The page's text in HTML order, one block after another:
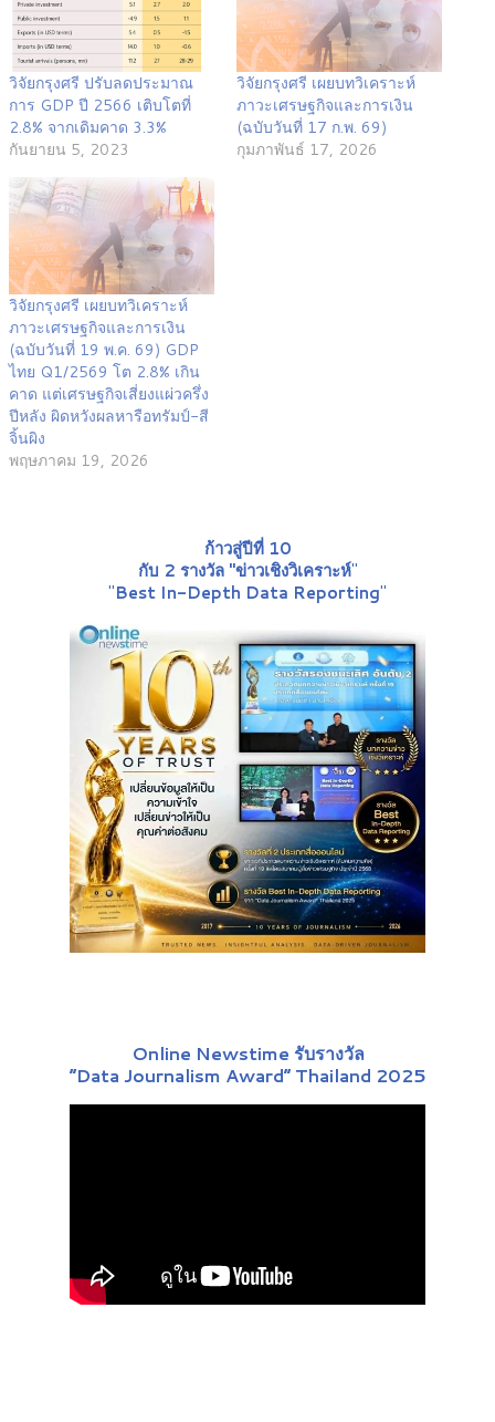
วิจัยกรุงศรี ปรับลดประมาณ
การ GDP ปี 2566 เติบโตที่
2.8% จากเดิมคาด 3.3%
กันยายน 5, 2023
วิจัยกรุงศรี เผยบทวิเคราะห์
ภาวะเศรษฐกิจและการเงิน
(ฉบับวันที่ 17 ก.พ. 69)
กุมภาพันธ์ 17, 2026
วิจัยกรุงศรี เผยบทวิเคราะห์
ภาวะเศรษฐกิจและการเงิน
(ฉบับวันที่ 19 พ.ค. 69) GDP
ไทย Q1/2569 โต 2.8% เกิน
คาด แต่เศรษฐกิจเสี่ยงแผ่วครึ่ง
ปีหลัง ผิดหวังผลหารือทรัมป์-สี
จิ้นผิง
พฤษภาคม 19, 2026
ก้าวสู่ปีที่ 10
กับ 2 รางวัล "ข่าวเชิงวิเคราะห์"
"Best In-Depth Data Reporting"
Online Newstime รับรางวัล
“Data Journalism Award” Thailand 2025